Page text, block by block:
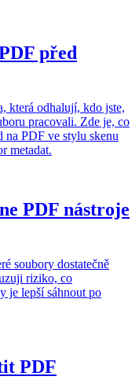
před
která odhalují, kdo jste,
pracovali. Zde je, co
na PDF ve stylu skenu
metadat.
PDF nástroje
soubory dostatečně
riziko, co
je lepší sáhnout po
PDF